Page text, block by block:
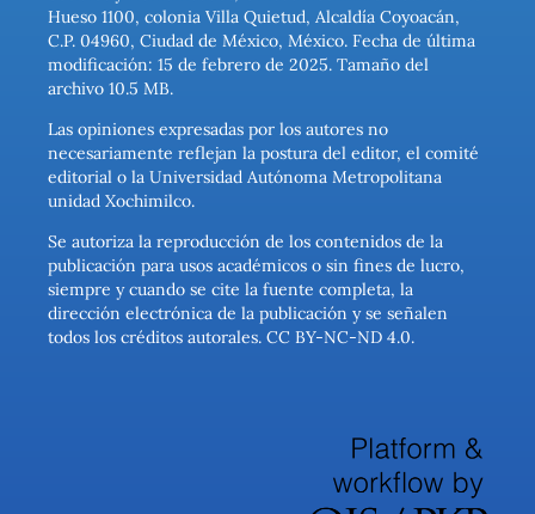
Hueso 1100, colonia Villa Quietud, Alcaldía Coyoacán,
C.P. 04960, Ciudad de México, México. Fecha de última
modificación: 15 de febrero de 2025. Tamaño del
archivo 10.5 MB.
Las opiniones expresadas por los autores no
necesariamente reflejan la postura del editor, el comité
editorial o la Universidad Autónoma Metropolitana
unidad Xochimilco.
Se autoriza la reproducción de los contenidos de la
publicación para usos académicos o sin fines de lucro,
siempre y cuando se cite la fuente completa, la
dirección electrónica de la publicación y se señalen
todos los créditos autorales. CC BY-NC-ND 4.0.